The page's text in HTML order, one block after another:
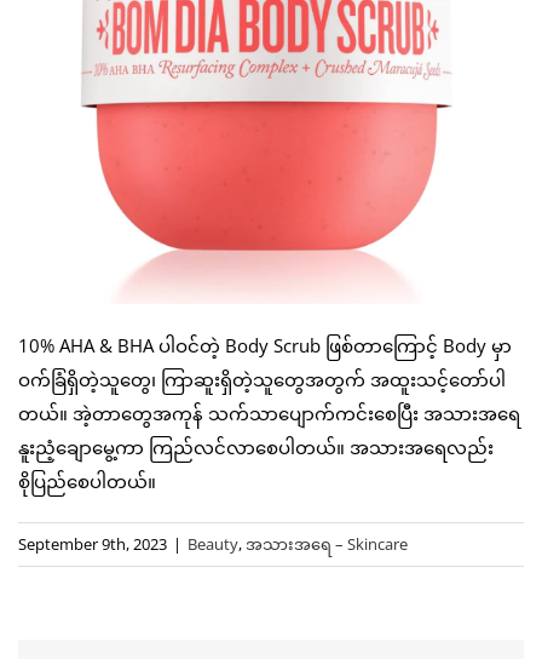
10% AHA & BHA ပါဝင်တဲ့ Body Scrub ဖြစ်တာကြောင့် Body မှာ
ဝက်ခြံရှိတဲ့သူတွေ၊ ကြာဆူးရှိတဲ့သူတွေအတွက် အထူးသင့်တော်ပါ
တယ်။ အဲ့တာတွေအကုန် သက်သာပျောက်ကင်းစေပြီး အသားအရေ
နူးညံ့ချောမွေ့ကာ ကြည်လင်လာစေပါတယ်။ အသားအရေလည်း
စိုပြည်စေပါတယ်။
September 9th, 2023 | Beauty,အသားအရေ – Skincare